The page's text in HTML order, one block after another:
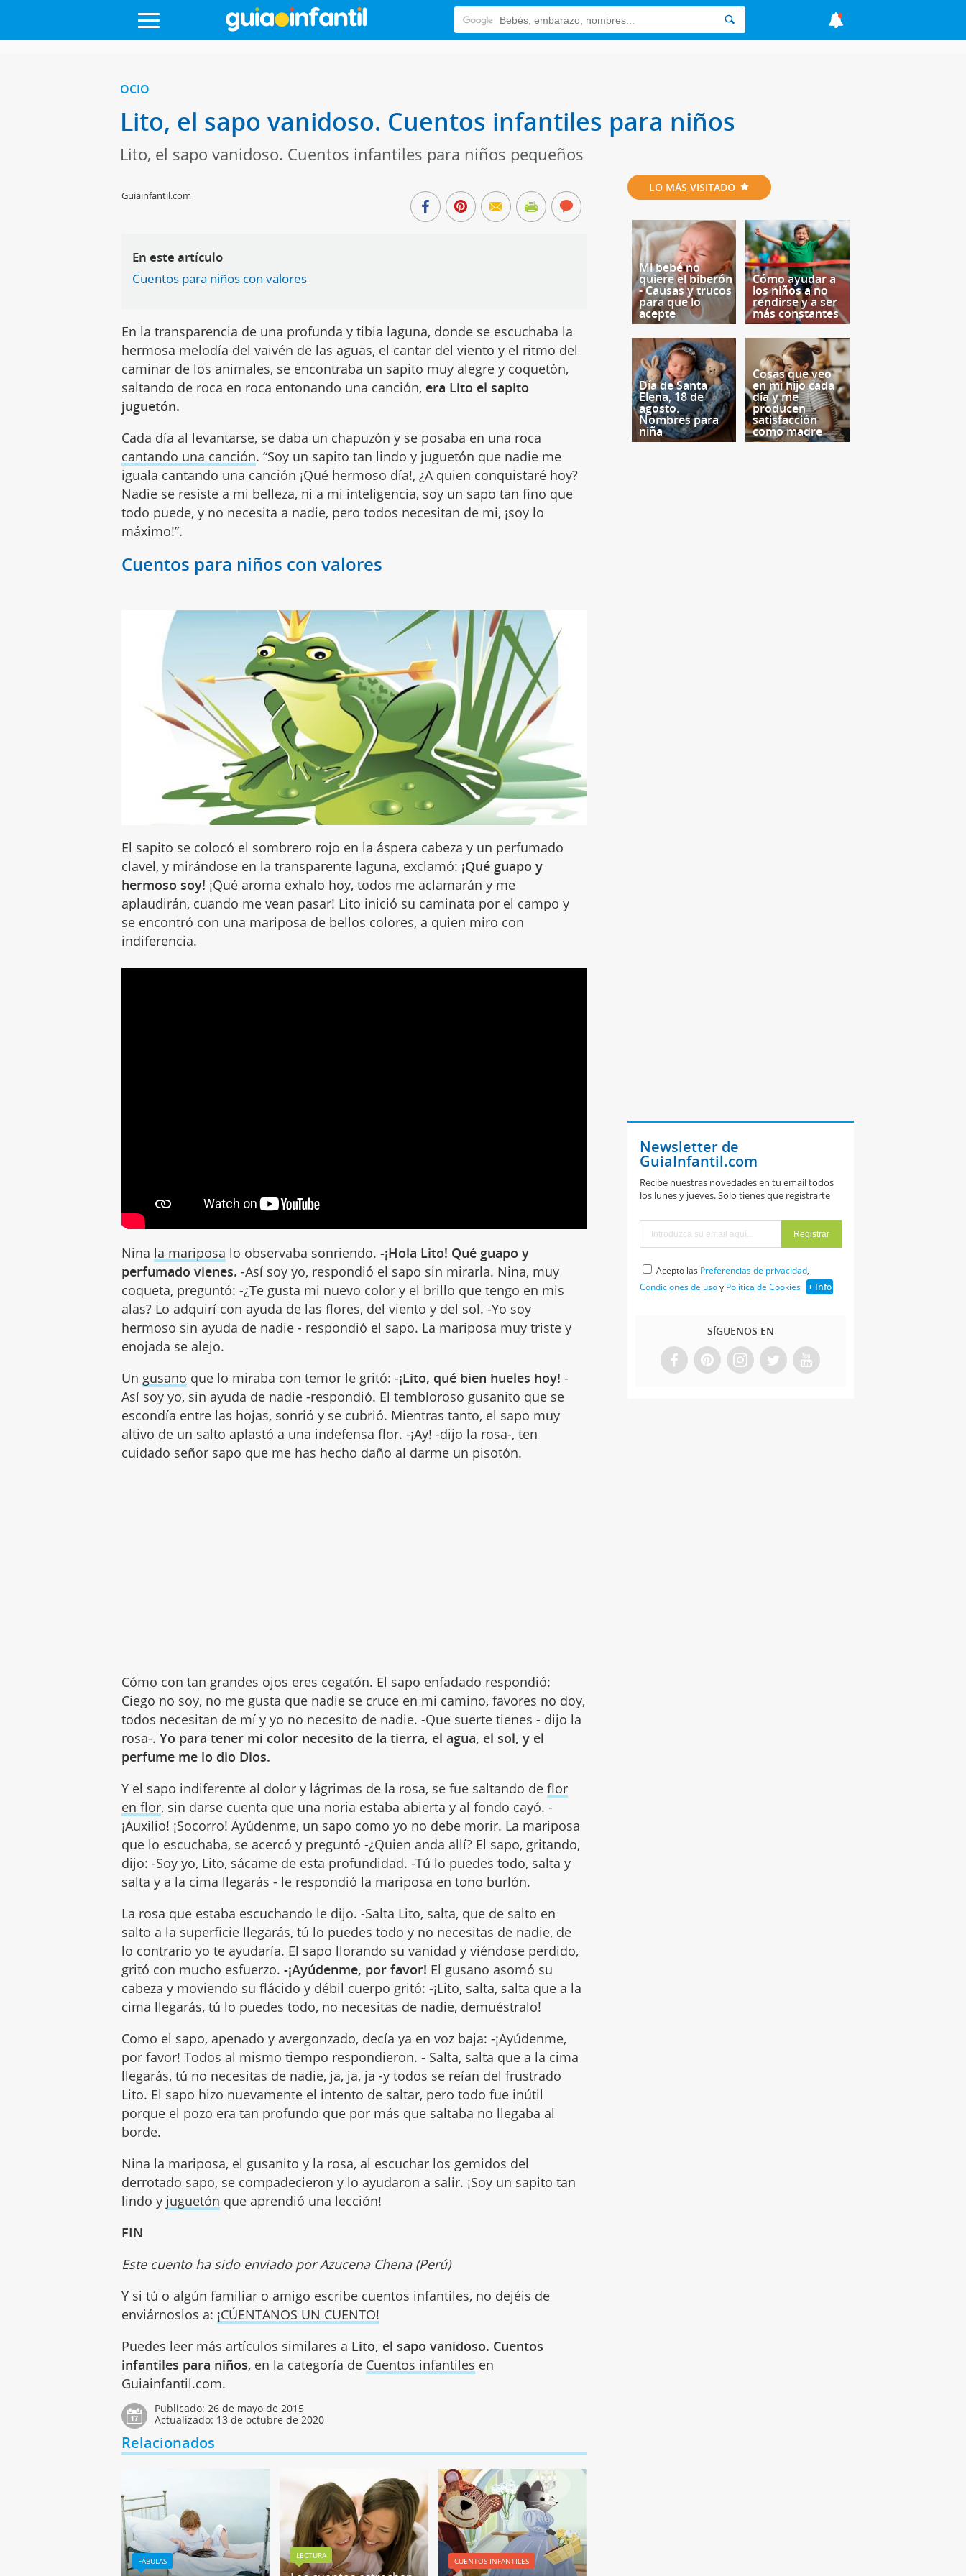
OCIO
Lito, el sapo vanidoso. Cuentos infantiles para niños
Lito, el sapo vanidoso. Cuentos infantiles para niños pequeños
Guiainfantil.com
En este artículo
Cuentos para niños con valores
En la transparencia de una profunda y tibia laguna, donde se escuchaba la
hermosa melodía del vaivén de las aguas, el cantar del viento y el ritmo del
caminar de los animales, se encontraba un sapito muy alegre y coquetón,
saltando de roca en roca entonando una canción, era Lito el sapito
juguetón.
Cada día al levantarse, se daba un chapuzón y se posaba en una roca
cantando una canción. “Soy un sapito tan lindo y juguetón que nadie me
iguala cantando una canción ¡Qué hermoso día!, ¿A quien conquistaré hoy?
Nadie se resiste a mi belleza, ni a mi inteligencia, soy un sapo tan fino que
todo puede, y no necesita a nadie, pero todos necesitan de mi, ¡soy lo
máximo!”.
Cuentos para niños con valores
El sapito se colocó el sombrero rojo en la áspera cabeza y un perfumado
clavel, y mirándose en la transparente laguna, exclamó: ¡Qué guapo y
hermoso soy! ¡Qué aroma exhalo hoy, todos me aclamarán y me
aplaudirán, cuando me vean pasar! Lito inició su caminata por el campo y
se encontró con una mariposa de bellos colores, a quien miro con
indiferencia.
Nina la mariposa lo observaba sonriendo.-¡Hola Lito! Qué guapo y
perfumado vienes. -Así soy yo, respondió el sapo sin mirarla. Nina, muy
coqueta, preguntó: -¿Te gusta mi nuevo color y el brillo que tengo en mis
alas? Lo adquirí con ayuda de las flores, del viento y del sol. -Yo soy
hermoso sin ayuda de nadie - respondió el sapo. La mariposa muy triste y
enojada se alejo.
Un gusano que lo miraba con temor le gritó: -¡Lito, qué bien hueles hoy! -
Así soy yo, sin ayuda de nadie -respondió. El tembloroso gusanito que se
escondía entre las hojas, sonrió y se cubrió. Mientras tanto, el sapo muy
altivo de un salto aplastó a una indefensa flor. -¡Ay! -dijo la rosa-, ten
cuidado señor sapo que me has hecho daño al darme un pisotón.
Cómo con tan grandes ojos eres cegatón. El sapo enfadado respondió:
Ciego no soy, no me gusta que nadie se cruce en mi camino, favores no doy,
todos necesitan de mí y yo no necesito de nadie. -Que suerte tienes - dijo la
rosa-.Yo para tener mi color necesito de la tierra, el agua, el sol, y el
perfume me lo dio Dios.
Y el sapo indiferente al dolor y lágrimas de la rosa, se fue saltando deflor
en flor, sin darse cuenta que una noria estaba abierta y al fondo cayó. -
¡Auxilio! ¡Socorro! Ayúdenme, un sapo como yo no debe morir. La mariposa
que lo escuchaba, se acercó y preguntó -¿Quien anda allí? El sapo, gritando,
dijo: -Soy yo, Lito, sácame de esta profundidad. -Tú lo puedes todo, salta y
salta y a la cima llegarás - le respondió la mariposa en tono burlón.
La rosa que estaba escuchando le dijo. -Salta Lito, salta, que de salto en
salto a la superficie llegarás, tú lo puedes todo y no necesitas de nadie, de
lo contrario yo te ayudaría. El sapo llorando su vanidad y viéndose perdido,
gritó con mucho esfuerzo.-¡Ayúdenme, por favor! El gusano asomó su
cabeza y moviendo su flácido y débil cuerpo gritó: -¡Lito, salta, salta que a la
cima llegarás, tú lo puedes todo, no necesitas de nadie, demuéstralo!
Como el sapo, apenado y avergonzado, decía ya en voz baja: -¡Ayúdenme,
por favor! Todos al mismo tiempo respondieron. - Salta, salta que a la cima
llegarás, tú no necesitas de nadie, ja, ja, ja -y todos se reían del frustrado
Lito. El sapo hizo nuevamente el intento de saltar, pero todo fue inútil
porque el pozo era tan profundo que por más que saltaba no llegaba al
borde.
Nina la mariposa, el gusanito y la rosa, al escuchar los gemidos del
derrotado sapo, se compadecieron y lo ayudaron a salir. ¡Soy un sapito tan
lindo y juguetón que aprendió una lección!
FIN
Este cuento ha sido enviado por Azucena Chena (Perú)
Y si tú o algún familiar o amigo escribe cuentos infantiles, no dejéis de
enviárnoslos a: ¡CÚENTANOS UN CUENTO!
Puedes leer más artículos similares a Lito, el sapo vanidoso. Cuentos
infantiles para niños, en la categoría de Cuentos infantiles en
Guiainfantil.com.
Publicado:26 de mayo de 2015
Actualizado: 13 de octubre de 2020
Relacionados
FÁBULAS
LECTURA
CUENTOS INFANTILES
LO MÁS VISITADO
Mi bebé no
quiere el biberón
- Causas y trucos
para que lo
acepte
Cómo ayudar a
los niños a no
rendirse y a ser
más constantes
Día de Santa
Elena, 18 de
agosto.
Nombres para
niña
Cosas que veo
en mi hijo cada
día y me
producen
satisfacción
como madre
Newsletter de
GuiaInfantil.com
Recibe nuestras novedades en tu email todos
los lunes y jueves. Solo tienes que registrarte
Acepto las Preferencias de privacidad,
Condiciones de usoy Política de Cookies + Info
SÍGUENOS EN